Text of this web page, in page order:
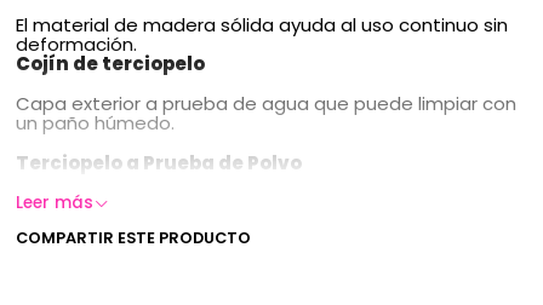
El material de madera sólida ayuda al uso continuo sin
deformación.
Cojín de terciopelo
Capa exterior a prueba de agua que puede limpiar con
un paño húmedo.
Terciopelo a Prueba de Polvo
El terciopelo seleccionado se utiliza como revestimiento
partituras para que no se ensucien.
Leer más
COMPARTIR ESTE PRODUCTO